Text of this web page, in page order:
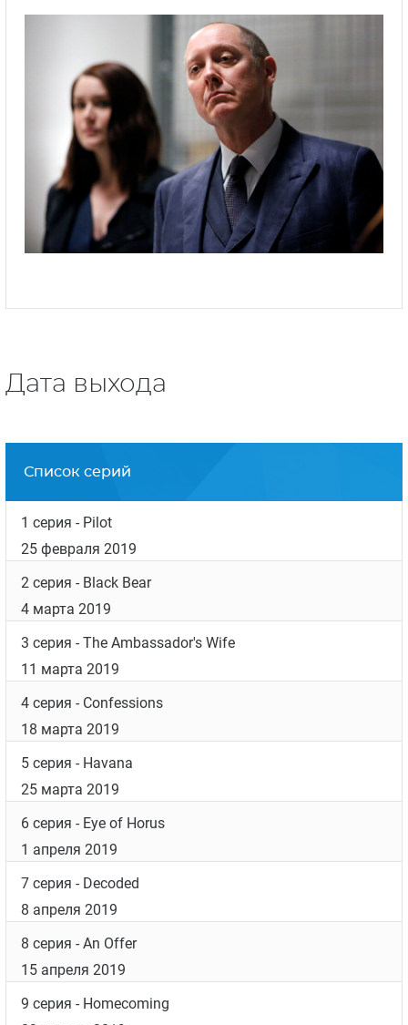
Дата выхода
Список серий
1 серия - Pilot
25 февраля 2019
2 серия - Black Bear
4 марта 2019
3 серия - The Ambassador's Wife
11 марта 2019
4 серия - Confessions
18 марта 2019
5 серия - Havana
25 марта 2019
6 серия - Eye of Horus
1 апреля 2019
7 серия - Decoded
8 апреля 2019
8 серия - An Offer
15 апреля 2019
9 серия - Homecoming